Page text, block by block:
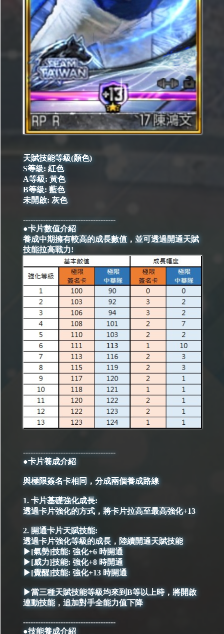
天賦技能等級(顏色)
S等級: 紅色
A等級: 黃色
B等級: 藍色
未開啟: 灰色
-------------------------------------
●卡片數值介紹
養成中期擁有較高的成長數值，並可透過開通天賦
技能拉高戰力!
-------------------------------------
●卡片養成介紹
與極限簽名卡相同，分成兩個養成路線
1. 卡片基礎強化成長:
透過卡片強化的方式，將卡片拉高至最高強化+13
2. 開通卡片天賦技能:
透過卡片強化等級的成長，陸續開通天賦技能
▶[氣勢]技能: 強化+6 時開通
▶[威力]技能: 強化+8 時開通
▶[覺醒]技能: 強化+13 時開通
▶當三種天賦技能等級均來到B等以上時，將開啟
連動技能，追加對手全能力值下降
-------------------------------------
●技能養成介紹